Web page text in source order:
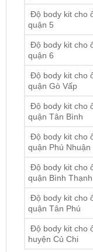
Độ body kit cho
quận 6
Độ body kit cho
quận Gò Vấp
Độ body kit cho
quận Tân Bình
Độ body kit cho
quận Phú Nhuận
Độ body kit cho
quận Bình Thạnh
Độ body kit cho
quận Tân Phú
Độ body kit cho
huyện Củ Chi
ĐỊA CHỈ